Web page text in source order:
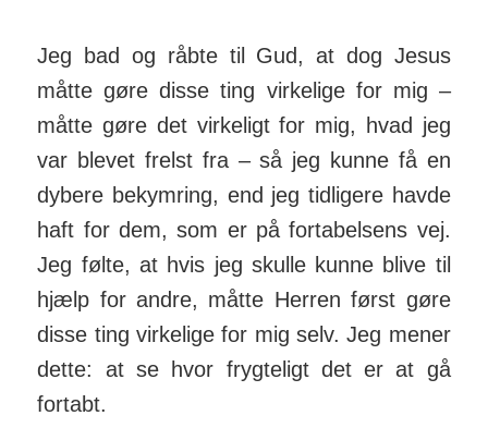
Jeg bad og råbte til Gud, at dog Jesus
måtte gøre disse ting virkelige for mig –
måtte gøre det virkeligt for mig, hvad jeg
var blevet frelst fra – så jeg kunne få en
dybere bekymring, end jeg tidligere havde
haft for dem, som er på fortabelsens vej.
Jeg følte, at hvis jeg skulle kunne blive til
hjælp for andre, måtte Herren først gøre
disse ting virkelige for mig selv. Jeg mener
dette: at se hvor frygteligt det er at gå
fortabt.